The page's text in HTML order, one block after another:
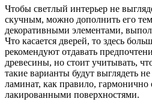
Чтобы светлый интерьер не
скучным, можно дополнить его
декоративными элементами,
Что касается дверей, то здесь
рекомендуют отдавать
древесины, но стоит учитывать,
такие варианты будут выглядеть
ламинат, как правило, гармонично
лакированными поверхностями.